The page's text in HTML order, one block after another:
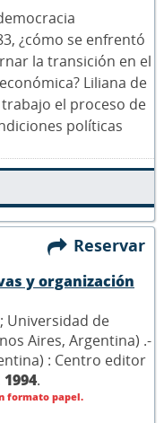
¿cómo se enfrentó
la transición en el
Liliana de
trabajo el proceso de
políticas
Reservar
y organización
Universidad de
Aires, Argentina) .-
: Centro editor
1994.
formato papel.